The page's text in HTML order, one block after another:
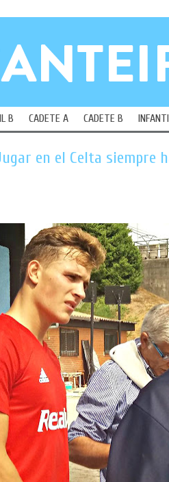
B CADETE A CADETE B
en el Celta siempre